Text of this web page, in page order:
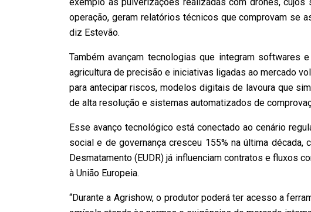
operação, geram relatórios técnicos que comprovam se
diz Estevão.
Também avançam tecnologias que integram
agricultura de precisão e iniciativas ligadas ao mercado
para antecipar riscos, modelos digitais de lavoura que
de alta resolução e sistemas automatizados de
Esse avanço tecnológico está conectado ao cenário
social e de governança cresceu 155% na última
Desmatamento (EUDR) já influenciam contratos e fluxos
à União Europeia.
“Durante a Agrishow, o produtor poderá ter acesso a